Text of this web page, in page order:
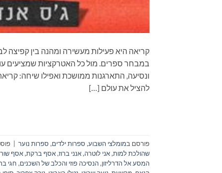
קריאה היא פעילות מעשירה ומהנה בין קפיצה
במבחר ספרים. מול כל האטרקציות שמציעים
להציל את עולם […]
פורסם במומלצי השבוע, ספרות ילדים, ספרות נוער
שהולכת למות,אני לוטרה,אנני ברוז,אסף ברקת,אסף שור
המסע אל הדרליזון,הנסיכה פוזי והכלב של השכנים, חגי